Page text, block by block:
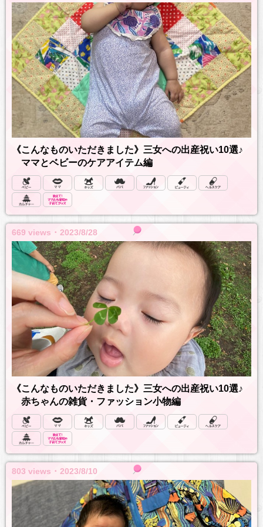
《こんなものいただきました》三女への出産祝い10選♪
ママとベビーのケアアイテム編
669 views ･ 2023/8/28
《こんなものいただきました》三女への出産祝い10選♪
赤ちゃんの雑貨・ファッション小物編
803 views ･ 2023/8/10